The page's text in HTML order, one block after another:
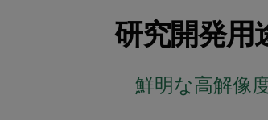
研究開発用
鮮明な高解像